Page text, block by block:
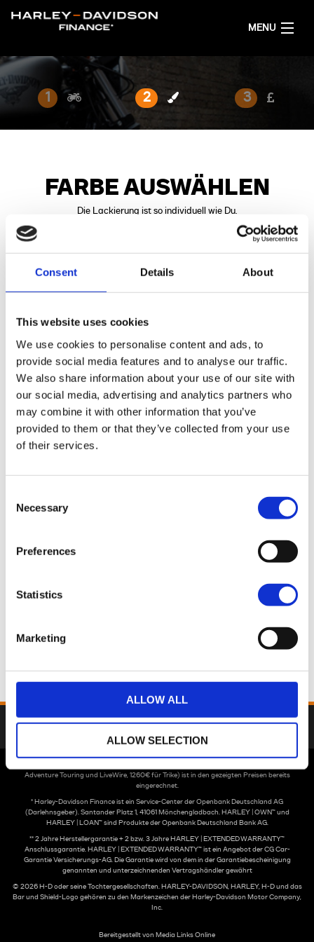
Consent Details About
This website uses cookies
We use cookies to personalise content and ads, to
provide social media features and to analyse our traffic.
We also share information about your use of our site with
our social media, advertising and analytics partners who
may combine it with other information that you’ve
provided to them or that they’ve collected from your use
of their services.
Selection
Necessary
Preferences
Statistics
Marketing
ALLOW ALL
ALLOW SELECTION
MENU
FINANZIERUNGSANGEBOT RECHNEN
1 2 3
FARBE AUSWÄHLEN
Die Lackierung ist so individuell wie Du.
AUSGEWÄHLTES MODELL: Nightster™ Special ...Ändern
Nightster™ Special
Dark Billiard Gray
Nightster™ Special
14.900,00€
Blood Orange
Olive Steel Metallic
Zurück
Adventure Touring und LiveWire, 1260€ für Trike) ist in den gezeigten Preisen bereits
eingerechnet.
* Harley-Davidson Finance ist ein Service-Center der Openbank Deutschland AG
(Darlehnsgeber). Santander Platz 1, 41061 Mönchengladbach. HARLEY | OWN™ und
HARLEY | LOAN™ sind Produkte der Openbank Deutschland Bank AG.
** 2 Jahre Herstellergarantie + 2 bzw. 3 Jahre HARLEY | EXTENDED WARRANTY™
Anschlussgarantie. HARLEY | EXTENDED WARRANTY™ ist ein Angebot der CG Car-
Garantie Versicherungs-AG. Die Garantie wird von dem in der Garantiebescheinigung
genannten und unterzeichnenden Vertragshändler gewährt
© 2026 H-D oder seine Tochtergesellschaften. HARLEY-DAVIDSON, HARLEY, H-D und das
Bar und Shield-Logo gehören zu den Markenzeichen der Harley-Davidson Motor Company,
Inc.
Bereitgestellt von Media Links Online